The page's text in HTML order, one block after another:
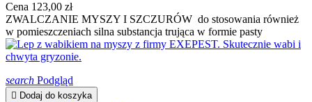
Cena 123,00 zł
ZWALCZANIE MYSZY I SZCZURÓW do stosowania również
w pomieszczeniach silna substancja trująca w formie pasty
search Podgląd
 Dodaj do koszyka